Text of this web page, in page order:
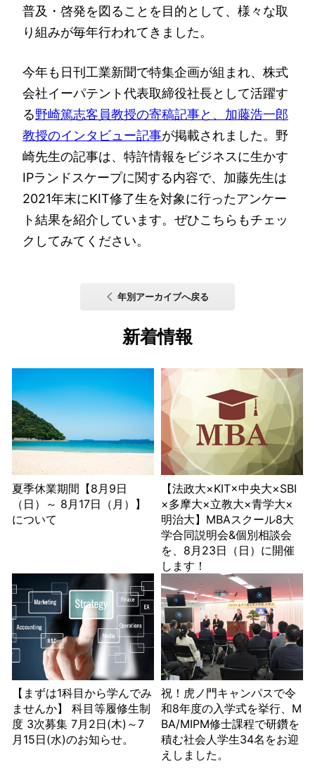
普及・啓発を図ることを目的として、様々な取
り組みが毎年行われてきました。
今年も日刊工業新聞で特集企画が組まれ、株式
会社イーパテント代表取締役社長として活躍す
る野崎篤志客員教授の寄稿記事と、加藤浩一郎
教授のインタビュー記事が掲載されました。野
崎先生の記事は、特許情報をビジネスに生かす
IPランドスケープに関する内容で、加藤先生は
2021年末にKIT修了生を対象に行ったアンケー
ト結果を紹介しています。ぜひこちらもチェッ
クしてみてください。
年別アーカイブへ戻る
新着情報
夏季休業期間【8月9日
（日）～ 8月17日（月）】
について
【法政大×KIT×中央大×SBI
×多摩大×立教大×青学大×
明治大】MBAスクール8大
学合同説明会&個別相談会
を、8月23日（日）に開催
します！
【まずは1科目から学んでみ
ませんか】 科目等履修生制
度 3次募集 7月2日(木)～7
月15日(水)のお知らせ。
祝！虎ノ門キャンパスで令
和8年度の入学式を挙行、M
BA/MIPM修士課程で研鑽を
積む社会人学生34名をお迎
えしました。